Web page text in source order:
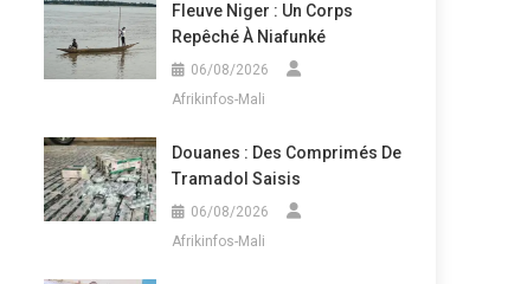
Fleuve Niger : Un Corps
Repêché À Niafunké
06/08/2026
Afrikinfos-Mali
Douanes : Des Comprimés De
Tramadol Saisis
06/08/2026
Afrikinfos-Mali